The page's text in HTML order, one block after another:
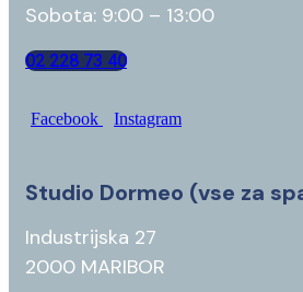
Sobota: 9:00 – 13:00
02 228 73 40
Facebook Instagram
Studio Dormeo (vse za
Industrijska 27
2000 MARIBOR